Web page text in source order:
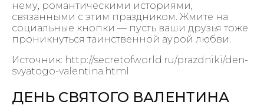
нему, романтическими историями,
связанными с этим праздником. Жмите на
социальные кнопки — пусть ваши друзья тоже
проникнуться таинственной аурой любви.
Источник: http://secretofworld.ru/prazdniki/den-
svyatogo-valentina.html
ДЕНЬ СВЯТОГО ВАЛЕНТИНА